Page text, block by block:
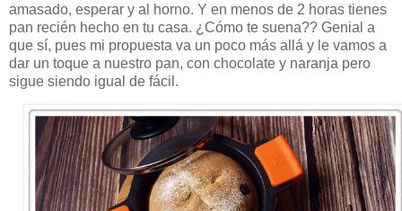
amasado, esperar y al horno. Y en menos de 2 horas tienes
pan recién hecho en tu casa. ¿Cómo te suena?? Genial a
que sí, pues mi propuesta va un poco más allá y le vamos a
dar un toque a nuestro pan, con chocolate y naranja pero
sigue siendo igual de fácil.